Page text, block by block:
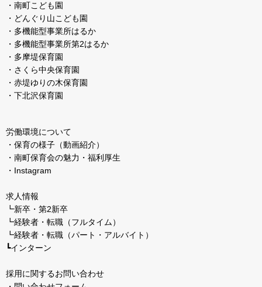
・南町こども園
・どんぐり山こども園
・多機能型事業所はるか
・多機能型事業所第2はるか
・多摩堤保育園
・さくら中央保育園
・赤堤ゆりの木保育園
・下北沢保育園
労働環境について
・保育の様子（動画紹介）
・南町保育会の魅力・福利厚生
・Instagram
求人情報
┗新卒・第2新卒
┗経験者・転職（フルタイム）
┗経験者・転職（パート・アルバイト）
┗インターン
採用に関するお問い合わせ